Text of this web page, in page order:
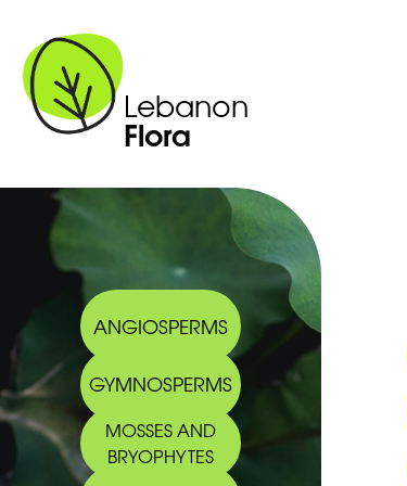
Lebanon
Flora
ANGIOSPERMS
GYMNOSPERMS
MOSSES AND
BRYOPHYTES